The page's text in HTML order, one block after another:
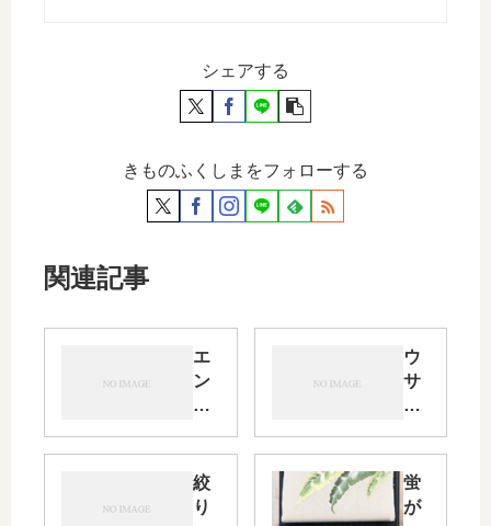
シェアする
きものふくしまをフォローする
関連記事
エ
ン
ス
状
態
で
ウ
サ
ギ
カ
メ
絞
り
蛍
が